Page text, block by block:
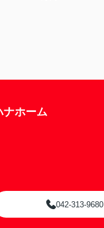
ナホーム
042-313-9680